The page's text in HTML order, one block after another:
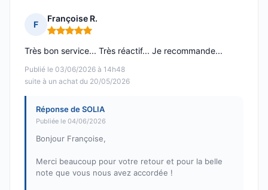
F
Françoise R.
Note : 5 sur 5
Publié le 03/06/2026 à 14h48
suite à un achat du 20/05/2026
Très bon service... Très réactif... Je recommande...
Réponse de SOLIA
Publiée le 04/06/2026
Bonjour Françoise,
Merci beaucoup pour votre retour et pour la belle
note que vous nous avez accordée !